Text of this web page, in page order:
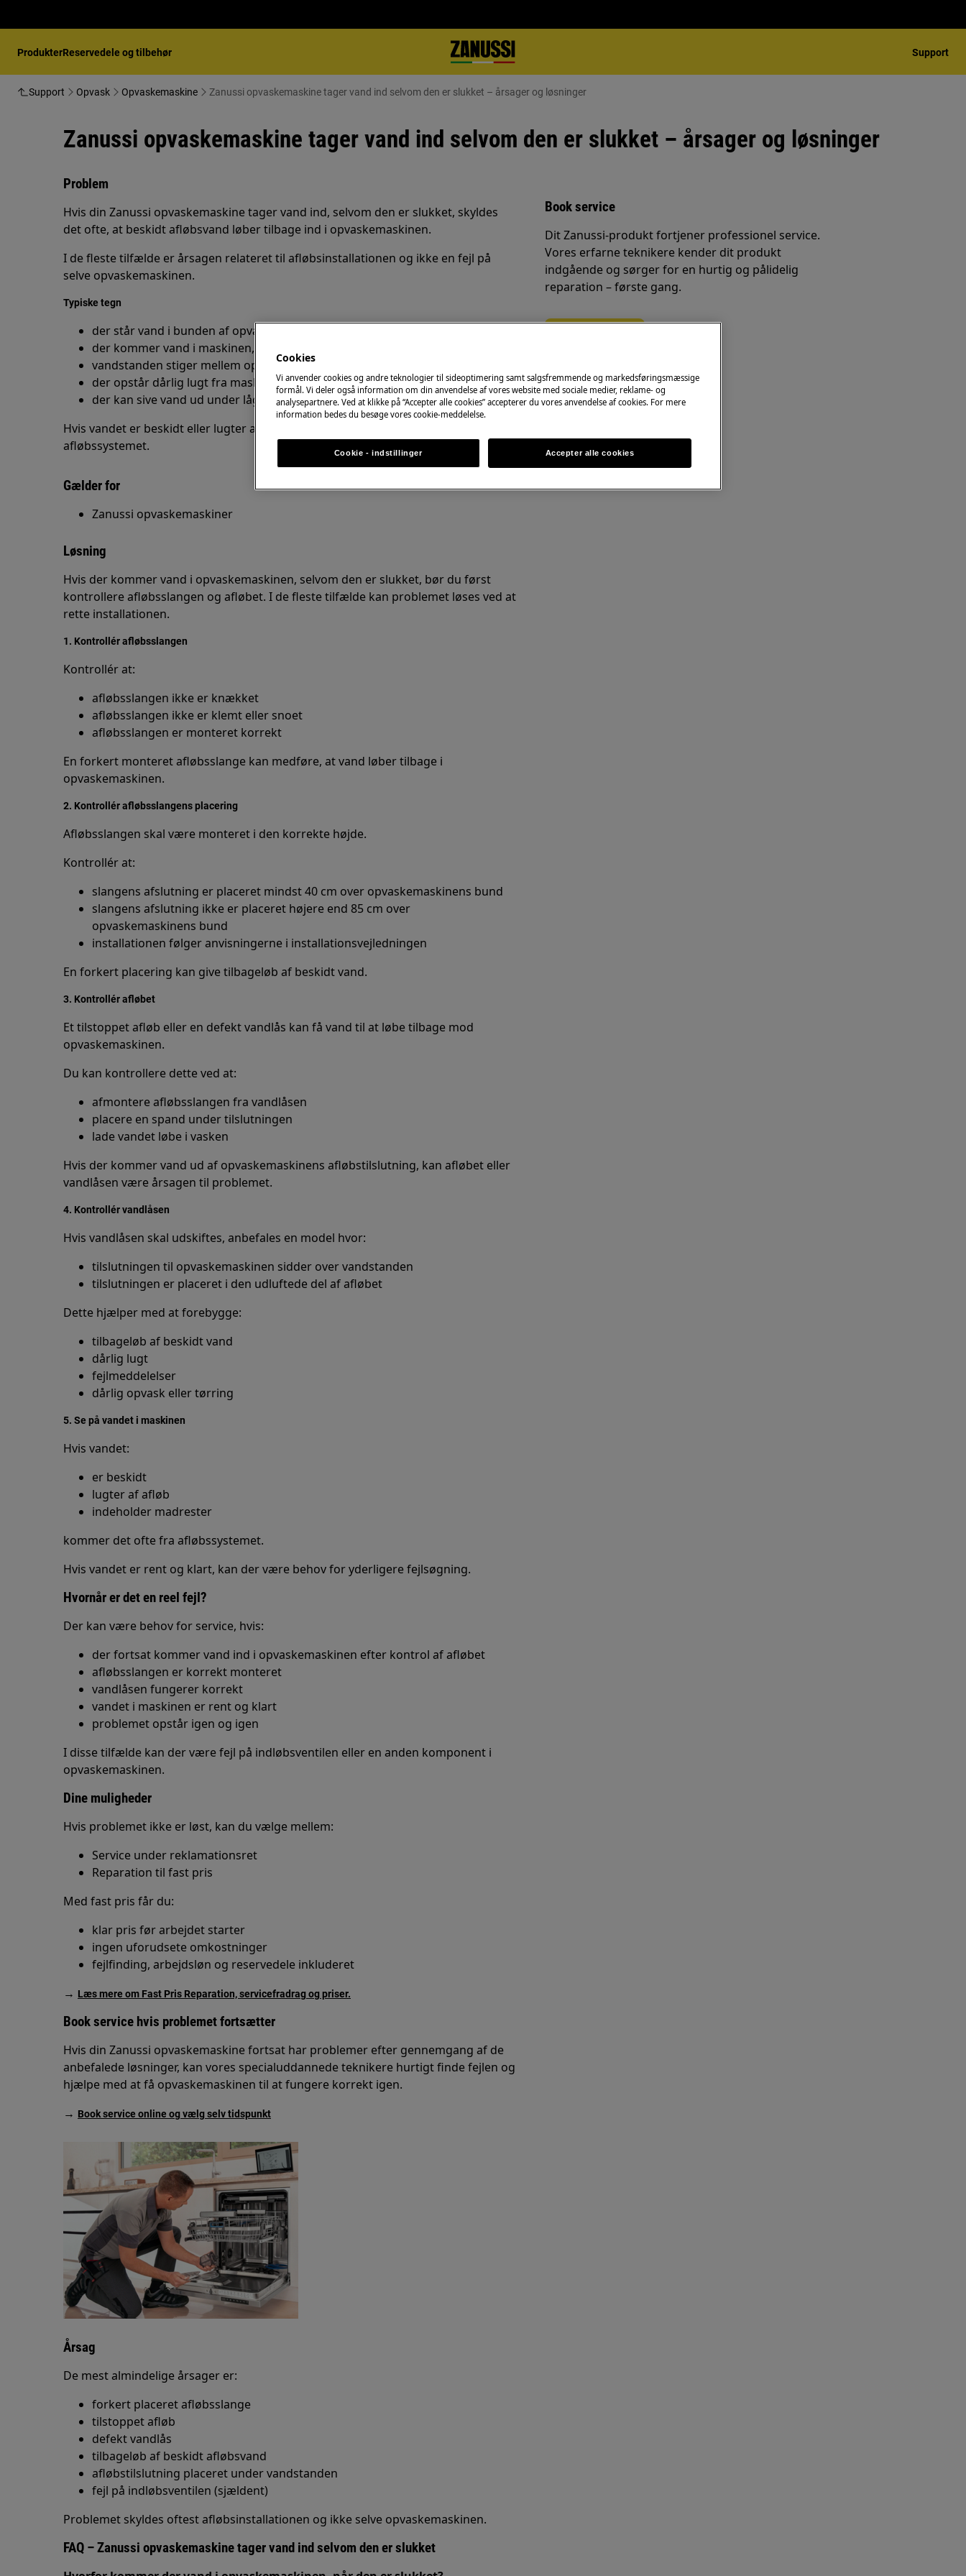
ProdukterReservedele og tilbehør Support
Support Opvask Opvaskemaskine Zanussi opvaskemaskine tager vand ind selvom den er slukket – årsager og løsninger
Zanussi opvaskemaskine tager vand ind selvom den er slukket – årsager og løsninger
Problem
Hvis din Zanussi opvaskemaskine tager vand ind, selvom den er slukket, skyldes
det ofte, at beskidt afløbsvand løber tilbage ind i opvaskemaskinen.
I de fleste tilfælde er årsagen relateret til afløbsinstallationen og ikke en fejl på
selve opvaskemaskinen.
Typiske tegn
der står vand i bunden af opvaskemaskinen inden programstart
der kommer vand i maskinen, selvom den ikke er i brug
vandstanden stiger mellem opvaskeprogrammerne
der opstår dårlig lugt fra maskinen
der kan sive vand ud under lågen
Hvis vandet er beskidt eller lugter af afløb, skyldes det ofte tilbageløb fra
afløbssystemet.
Gælder for
Zanussi opvaskemaskiner
Løsning
Hvis der kommer vand i opvaskemaskinen, selvom den er slukket, bør du først
kontrollere afløbsslangen og afløbet. I de fleste tilfælde kan problemet løses ved at
rette installationen.
1. Kontrollér afløbsslangen
Kontrollér at:
afløbsslangen ikke er knækket
afløbsslangen ikke er klemt eller snoet
afløbsslangen er monteret korrekt
En forkert monteret afløbsslange kan medføre, at vand løber tilbage i
opvaskemaskinen.
2. Kontrollér afløbsslangens placering
Afløbsslangen skal være monteret i den korrekte højde.
Kontrollér at:
slangens afslutning er placeret mindst 40 cm over opvaskemaskinens bund
slangens afslutning ikke er placeret højere end 85 cm over
opvaskemaskinens bund
installationen følger anvisningerne i installationsvejledningen
En forkert placering kan give tilbageløb af beskidt vand.
3. Kontrollér afløbet
Et tilstoppet afløb eller en defekt vandlås kan få vand til at løbe tilbage mod
opvaskemaskinen.
Du kan kontrollere dette ved at:
afmontere afløbsslangen fra vandlåsen
placere en spand under tilslutningen
lade vandet løbe i vasken
Hvis der kommer vand ud af opvaskemaskinens afløbstilslutning, kan afløbet eller
vandlåsen være årsagen til problemet.
4. Kontrollér vandlåsen
Hvis vandlåsen skal udskiftes, anbefales en model hvor:
tilslutningen til opvaskemaskinen sidder over vandstanden
tilslutningen er placeret i den udluftede del af afløbet
Dette hjælper med at forebygge:
tilbageløb af beskidt vand
dårlig lugt
fejlmeddelelser
dårlig opvask eller tørring
5. Se på vandet i maskinen
Hvis vandet:
er beskidt
lugter af afløb
indeholder madrester
kommer det ofte fra afløbssystemet.
Hvis vandet er rent og klart, kan der være behov for yderligere fejlsøgning.
Hvornår er det en reel fejl?
Der kan være behov for service, hvis:
der fortsat kommer vand ind i opvaskemaskinen efter kontrol af afløbet
afløbsslangen er korrekt monteret
vandlåsen fungerer korrekt
vandet i maskinen er rent og klart
problemet opstår igen og igen
I disse tilfælde kan der være fejl på indløbsventilen eller en anden komponent i
opvaskemaskinen.
Dine muligheder
Hvis problemet ikke er løst, kan du vælge mellem:
Service under reklamationsret
Reparation til fast pris
Med fast pris får du:
klar pris før arbejdet starter
ingen uforudsete omkostninger
fejlfinding, arbejdsløn og reservedele inkluderet
→ Læs mere om Fast Pris Reparation, servicefradrag og priser.
Book service hvis problemet fortsætter
Hvis din Zanussi opvaskemaskine fortsat har problemer efter gennemgang af de
anbefalede løsninger, kan vores specialuddannede teknikere hurtigt finde fejlen og
hjælpe med at få opvaskemaskinen til at fungere korrekt igen.
→ Book service online og vælg selv tidspunkt
Årsag
De mest almindelige årsager er:
forkert placeret afløbsslange
tilstoppet afløb
defekt vandlås
tilbageløb af beskidt afløbsvand
afløbstilslutning placeret under vandstanden
fejl på indløbsventilen (sjældent)
Problemet skyldes oftest afløbsinstallationen og ikke selve opvaskemaskinen.
FAQ – Zanussi opvaskemaskine tager vand ind selvom den er slukket
Book service
Dit Zanussi-produkt fortjener professionel service.
Vores erfarne teknikere kender dit produkt
indgående og sørger for en hurtig og pålidelig
reparation – første gang.
Cookies
Vi anvender cookies og andre teknologier til sideoptimering samt salgsfremmende og markedsføringsmæssige
formål. Vi deler også information om din anvendelse af vores website med sociale medier, reklame- og
analysepartnere. Ved at klikke på “Accepter alle cookies” accepterer du vores anvendelse af cookies. For mere
information bedes du besøge vores cookie-meddelelse.
Cookie - indstillinger Accepter alle cookies